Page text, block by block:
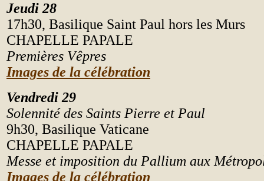
Jeudi 28
17h30, Basilique Saint Paul hors les Murs
CHAPELLE PAPALE
Premières Vêpres
Images de la célébration
Vendredi 29
Solennité des Saints Pierre et Paul
9h30, Basilique Vaticane
CHAPELLE PAPALE
Messe et imposition du Pallium aux
Images de la célébration